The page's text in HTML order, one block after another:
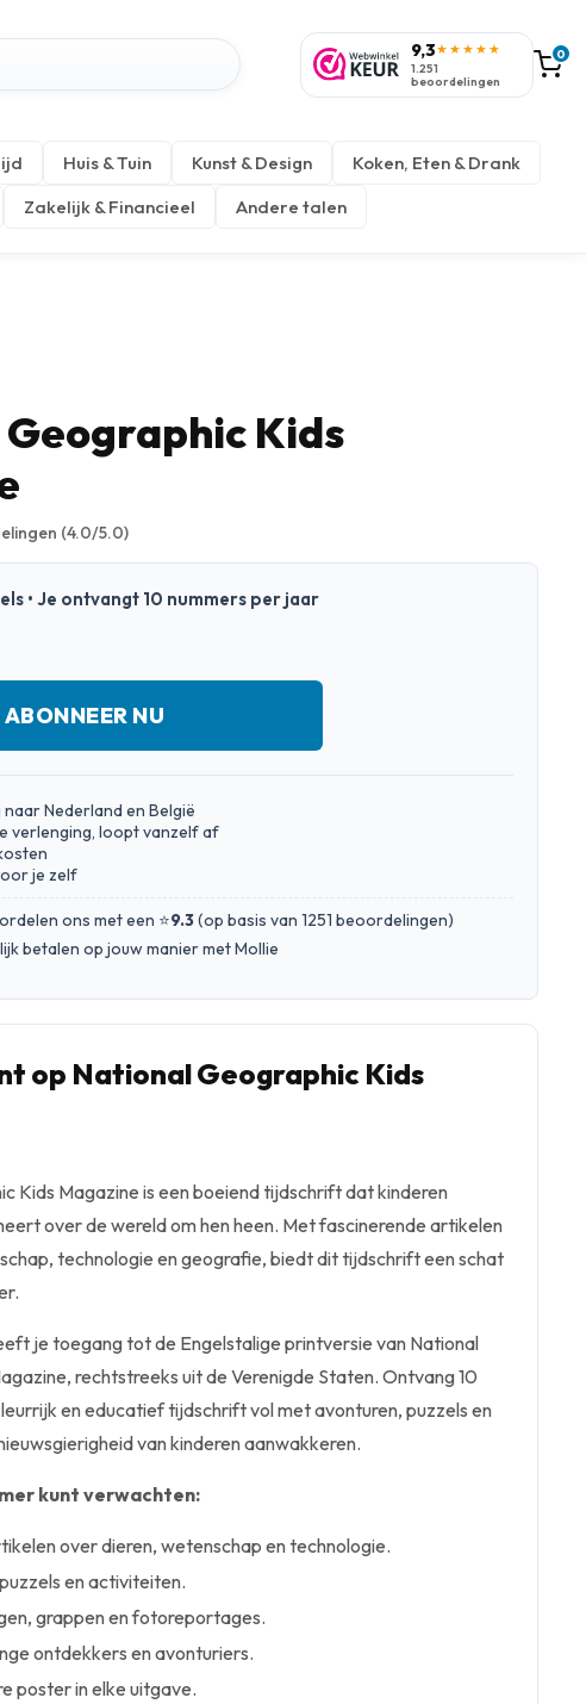
9,3★★★★★
1.251
beoordelingen
0
Huis & Tuin Kunst & Design
Koken, Eten & Drank
Zakelijk & Financieel Andere talen
Kids
(4.0/5.0)
• Je ontvangt 10 nummers per jaar
ABONNEER NU
Nederland en België
verlenging, loopt vanzelf af
je zelf
ons met een ⭐9.3(op basis van 1251 beoordelingen)
betalen op jouw manier met Mollie
op National Geographic Kids
Kids Magazine is een boeiend tijdschrift dat kinderen
over de wereld om hen heen. Met fascinerende artikelen
technologie en geografie, biedt dit tijdschrift een schat
je toegang tot de Engelstalige printversie van National
rechtstreeks uit de Verenigde Staten. Ontvang 10
en educatief tijdschrift vol met avonturen, puzzels en
van kinderen aanwakkeren.
kunt verwachten:
over dieren, wetenschap en technologie.
en activiteiten.
grappen en fotoreportages.
ontdekkers en avonturiers.
poster in elke uitgave.